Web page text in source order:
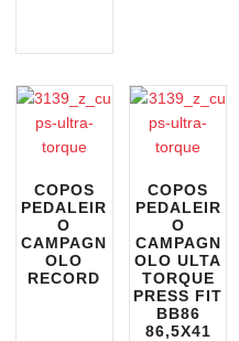
COPOS
PEDALEIR
O
CAMPAGN
OLO
RECORD
COPOS
PEDALEIR
O
CAMPAGN
OLO ULTA
TORQUE
PRESS FIT
BB86
86,5X41